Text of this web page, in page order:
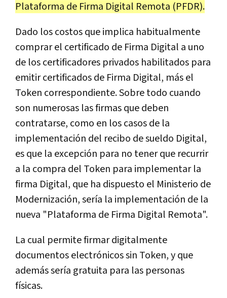
Plataforma de Firma Digital Remota (PFDR).
Dado los costos que implica habitualmente
comprar el certificado de Firma Digital a uno
de los certificadores privados habilitados para
emitir certificados de Firma Digital, más el
Token correspondiente. Sobre todo cuando
son numerosas las firmas que deben
contratarse, como en los casos de la
implementación del recibo de sueldo Digital,
es que la excepción para no tener que recurrir
a la compra del Token para implementar la
firma Digital, que ha dispuesto el Ministerio de
Modernización, sería la implementación de la
nueva "Plataforma de Firma Digital Remota".
La cual permite firmar digitalmente
documentos electrónicos sin Token, y que
además sería gratuita para las personas
físicas.